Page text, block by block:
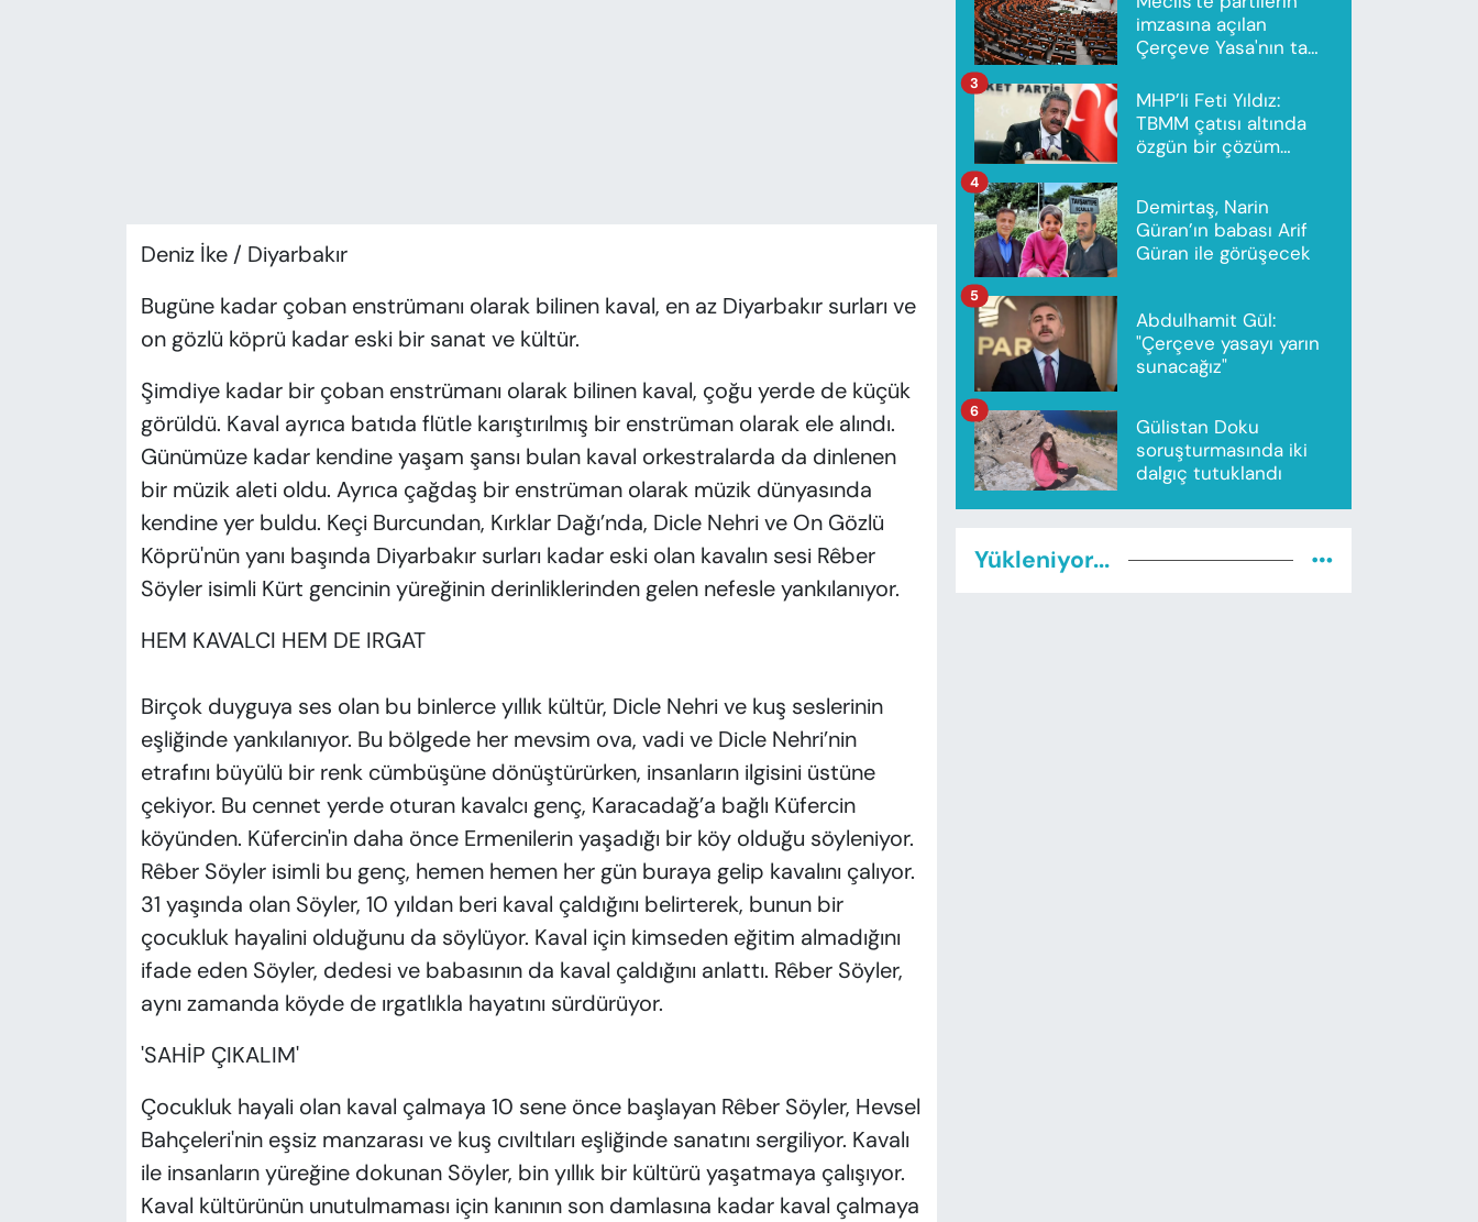
Deniz İke / Diyarbakır
Bugüne kadar çoban enstrümanı olarak bilinen kaval, en az Diyarbakır surları ve
on gözlü köprü kadar eski bir sanat ve kültür.
Şimdiye kadar bir çoban enstrümanı olarak bilinen kaval, çoğu yerde de küçük
görüldü. Kaval ayrıca batıda flütle karıştırılmış bir enstrüman olarak ele alındı.
Günümüze kadar kendine yaşam şansı bulan kaval orkestralarda da dinlenen
bir müzik aleti oldu. Ayrıca çağdaş bir enstrüman olarak müzik dünyasında
kendine yer buldu. Keçi Burcundan, Kırklar Dağı’nda, Dicle Nehri ve On Gözlü
Köprü'nün yanı başında Diyarbakır surları kadar eski olan kavalın sesi Rêber
Söyler isimli Kürt gencinin yüreğinin derinliklerinden gelen nefesle yankılanıyor.
HEM KAVALCI HEM DE IRGAT
Birçok duyguya ses olan bu binlerce yıllık kültür, Dicle Nehri ve kuş seslerinin
eşliğinde yankılanıyor. Bu bölgede her mevsim ova, vadi ve Dicle Nehri’nin
etrafını büyülü bir renk cümbüşüne dönüştürürken, insanların ilgisini üstüne
çekiyor. Bu cennet yerde oturan kavalcı genç, Karacadağ’a bağlı Küfercin
köyünden. Küfercin'in daha önce Ermenilerin yaşadığı bir köy olduğu söyleniyor.
Rêber Söyler isimli bu genç, hemen hemen her gün buraya gelip kavalını çalıyor.
31 yaşında olan Söyler, 10 yıldan beri kaval çaldığını belirterek, bunun bir
çocukluk hayalini olduğunu da söylüyor. Kaval için kimseden eğitim almadığını
ifade eden Söyler, dedesi ve babasının da kaval çaldığını anlattı. Rêber Söyler,
aynı zamanda köyde de ırgatlıkla hayatını sürdürüyor.
'SAHİP ÇIKALIM'
Çocukluk hayali olan kaval çalmaya 10 sene önce başlayan Rêber Söyler, Hevsel
Bahçeleri'nin eşsiz manzarası ve kuş cıvıltıları eşliğinde sanatını sergiliyor. Kavalı
ile insanların yüreğine dokunan Söyler, bin yıllık bir kültürü yaşatmaya çalışıyor.
Kaval kültürünün unutulmaması için kanının son damlasına kadar kaval çalmaya
imzasına açılan
Çerçeve Yasa'nın tam
MHP’li Feti Yıldız:
TBMM çatısı altında
özgün bir çözüm
3
Demirtaş, Narin
Güran’ın babası Arif
Güran ile görüşecek
4
Abdulhamit Gül:
"Çerçeve yasayı yarın
sunacağız"
5
Gülistan Doku
soruşturmasında iki
dalgıç tutuklandı
6
Yükleniyor...
YAZAR KÖŞESİ
VAN VE DİYARBAKIR HABERLERİ